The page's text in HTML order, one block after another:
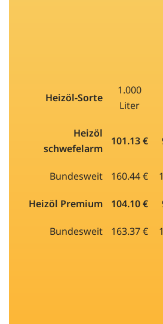
Heizöl-Sorte
1.000
Liter
Heizöl
schwefelarm
101.13 €
Bundesweit 160.44 €
Heizöl Premium 104.10 €
Bundesweit 163.37 €